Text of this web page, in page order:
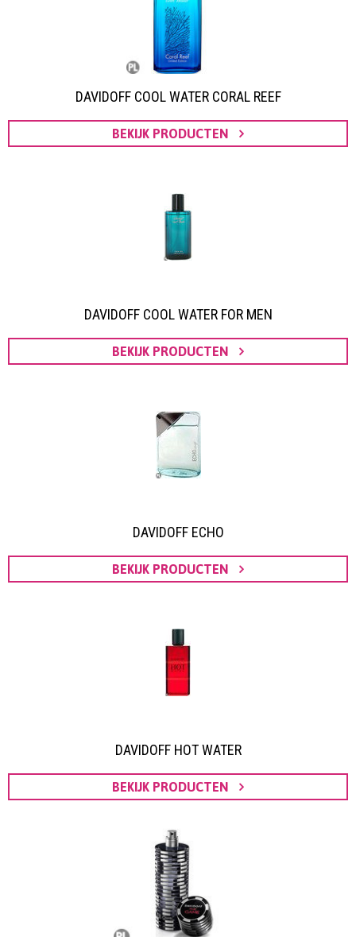
DAVIDOFF COOL WATER CORAL REEF
BEKIJK PRODUCTEN
DAVIDOFF COOL WATER FOR MEN
BEKIJK PRODUCTEN
DAVIDOFF ECHO
BEKIJK PRODUCTEN
DAVIDOFF HOT WATER
BEKIJK PRODUCTEN